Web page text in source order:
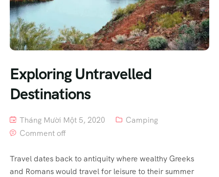
Exploring Untravelled
Destinations
Tháng Mười Một 5, 2020
Camping
Comment off
Travel dates back to antiquity where wealthy Greeks
and Romans would travel for leisure to their summer